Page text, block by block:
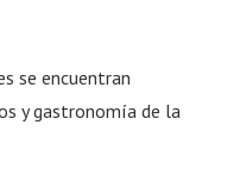
se encuentran
y gastronomía de la